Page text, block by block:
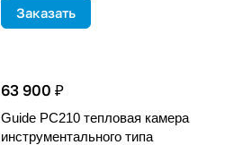
Заказать
63 900 ₽
Guide PC210 тепловая камера
инструментального типа